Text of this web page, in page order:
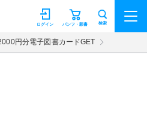
パンフ・願書
ログイン 検索
円分電子図書カードGET